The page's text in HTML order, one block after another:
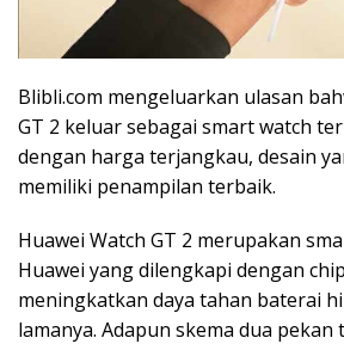
Blibli.com mengeluarkan ulasan
GT 2 keluar sebagai smart watch
dengan harga terjangkau, desain
memiliki penampilan terbaik.
Huawei Watch GT 2 merupakan
Huawei yang dilengkapi dengan
meningkatkan daya tahan baterai
lamanya. Adapun skema dua